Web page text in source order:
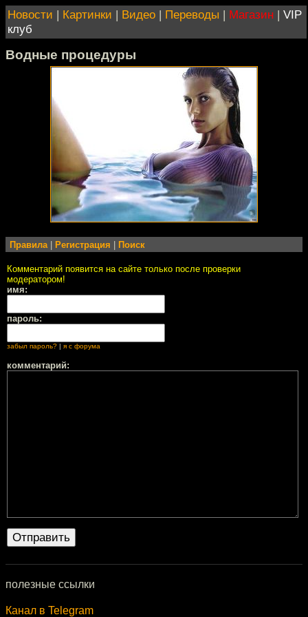
Новости | Картинки | Видео | Переводы | Магазин | VIP
клуб
Водные процедуры
Правила Регистрация Поиск
Комментарий появится на сайте только после проверки
модератором!
имя:
пароль:
забыл пароль? | я с форума
комментарий:
полезные ссылки
Канал в Telegram